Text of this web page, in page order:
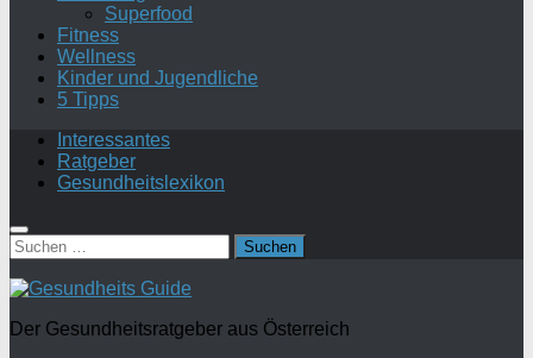
Superfood
Fitness
Wellness
Kinder und Jugendliche
5 Tipps
Interessantes
Ratgeber
Gesundheitslexikon
Suchen
nach:
Der Gesundheitsratgeber aus Österreich